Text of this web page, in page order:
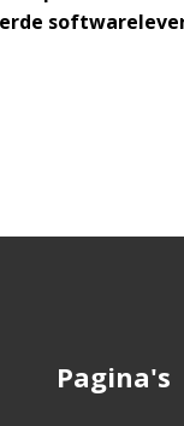
Pagina's